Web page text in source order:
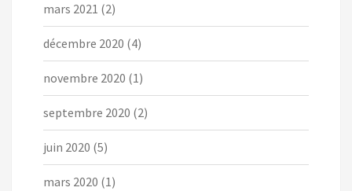
mars 2021 (2)
décembre 2020 (4)
novembre 2020 (1)
septembre 2020 (2)
juin 2020 (5)
mars 2020 (1)